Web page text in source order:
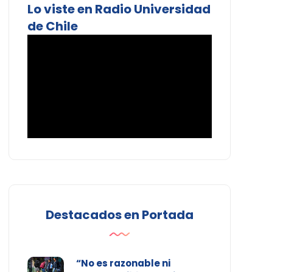
Lo viste en Radio Universidad
de Chile
Destacados en Portada
“No es razonable ni